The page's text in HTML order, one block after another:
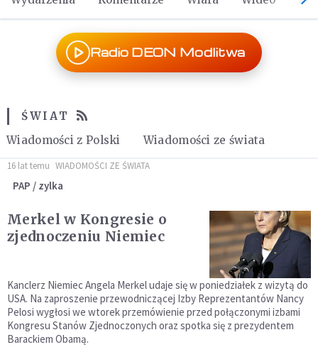
Radio DEON Modlitwa
ŚWIAT
Wiadomości z Polski
Wiadomości ze świata
16 lat temu WIADOMOŚCI ZE ŚWIATA
PAP / zylka
Merkel w Kongresie o
zjednoczeniu Niemiec
Kanclerz Niemiec Angela Merkel udaje się w poniedziałek z wizytą do
USA. Na zaproszenie przewodniczącej Izby Reprezentantów Nancy
Pelosi wygłosi we wtorek przemówienie przed połączonymi izbami
Kongresu Stanów Zjednoczonych oraz spotka się z prezydentem
Barackiem Obamą.